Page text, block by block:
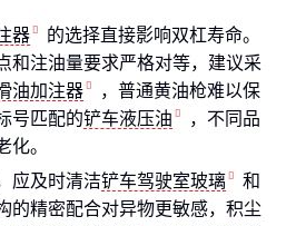
器
的选择直接影响双杠寿命。
和注油量要求严格对等，建议采
油加注器
，普通黄油枪难以保
号匹配的铲车液压油
，不同品
化。
应及时清洁铲车驾驶室玻璃
和
的精密配合对异物更敏感，积尘